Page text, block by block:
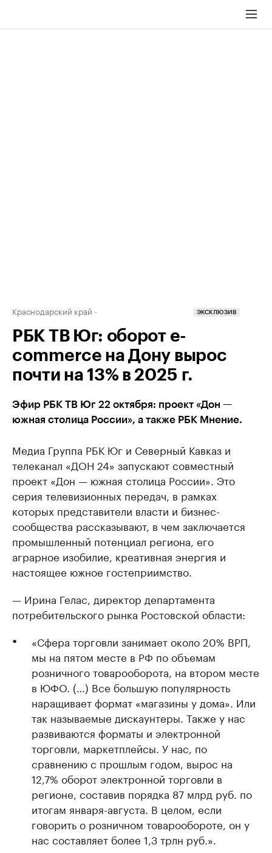
Краснодарский край ЭКСКЛЮЗИВ
РБК ТВ Юг: оборот e-
commerce на Дону вырос
почти на 13% в 2025 г.
Эфир РБК ТВ Юг 22 октября: проект «Дон —
южная столица России», а также РБК Мнение.
Медиа Группа РБК Юг и Северный Кавказ и
телеканал «ДОН 24» запускают совместный
проект «Дон — южная столица России». Это
серия телевизионных передач, в рамках
которых представители власти и бизнес-
сообщества рассказывают, в чем заключается
промышленный потенциал региона, его
аграрное изобилие, креативная энергия и
настоящее южное гостеприимство.
— Ирина Гелас, директор департамента
потребительского рынка Ростовской области:
«Сфера торговли занимает около 20% ВРП,
мы на пятом месте в РФ по объемам
розничного товарооборота, на втором месте
в ЮФО. (…) Все большую популярность
наращивает формат «магазины у дома». Или
так называемые дискаунтеры. Также у нас
развиваются форматы и электронной
торговли, маркетплейсы. У нас, по
сравнению с прошлым годом, вырос на
12,7% оборот электронной торговли в
регионе, составив порядка 87 млрд руб. по
итогам января-августа. В целом, если
говорить о розничном товарообороте, он у
нас составляет более 1,3 трлн руб.».